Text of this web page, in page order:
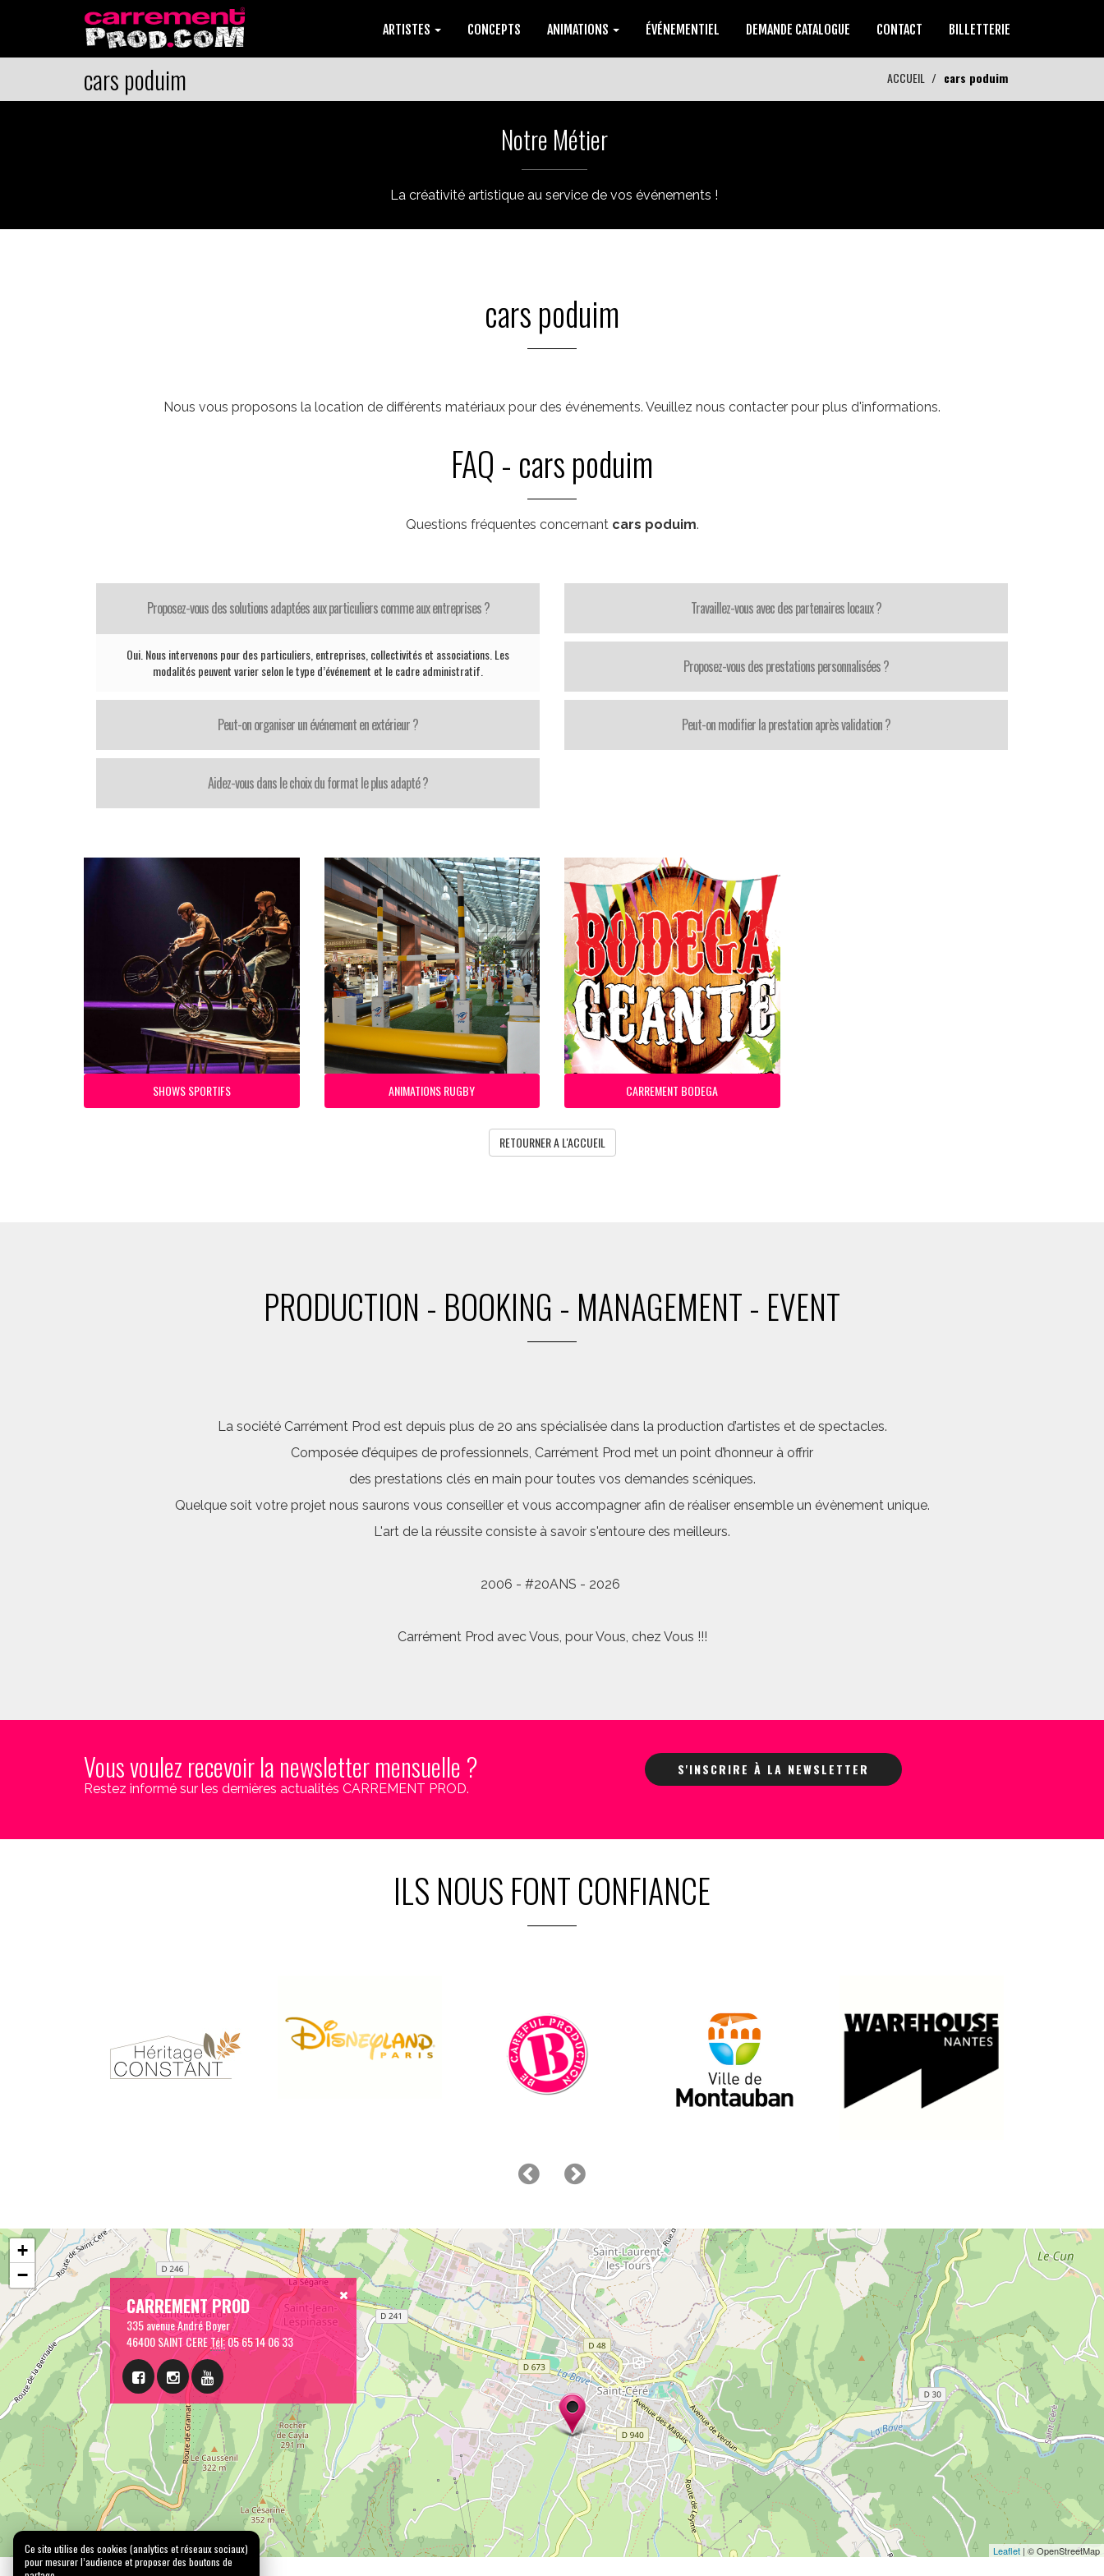
ARTISTES CONCEPTS ANIMATIONS ÉVÉNEMENTIEL DEMANDE CATALOGUE CONTACT BILLETTERIE
cars poduim ACCUEIL cars poduim
Notre Métier
La créativité artistique au service de vos événements !
cars poduim
Nous vous proposons la location de différents matériaux pour des événements. Veuillez nous contacter pour plus d'informations.
FAQ - cars poduim
Questions fréquentes concernant cars poduim.
Proposez-vous des solutions adaptées aux particuliers comme aux entreprises ?
Oui. Nous intervenons pour des particuliers, entreprises, collectivités et associations. Les
modalités peuvent varier selon le type d’événement et le cadre administratif.
Peut-on organiser un événement en extérieur ?
Aidez-vous dans le choix du format le plus adapté ?
Travaillez-vous avec des partenaires locaux ?
Proposez-vous des prestations personnalisées ?
Peut-on modifier la prestation après validation ?
SHOWS SPORTIFS ANIMATIONS RUGBY CARREMENT BODEGA
RETOURNER A L'ACCUEIL
PRODUCTION - BOOKING - MANAGEMENT - EVENT
La société Carrément Prod est depuis plus de 20 ans spécialisée dans la production d’artistes et de spectacles.
Composée d’équipes de professionnels, Carrément Prod met un point d’honneur à offrir
des prestations clés en main pour toutes vos demandes scéniques.
Quelque soit votre projet nous saurons vous conseiller et vous accompagner afin de réaliser ensemble un évènement unique.
L'art de la réussite consiste à savoir s'entoure des meilleurs.
2006 - #20ANS - 2026
Carrément Prod avec Vous, pour Vous, chez Vous !!!
Vous voulez recevoir la newsletter mensuelle ?
Restez informé sur les dernières actualités CARREMENT PROD.
S'INSCRIRE À LA NEWSLETTER
ILS NOUS FONT CONFIANCE
CARREMENT PROD
335 avenue André Boyer
46400 SAINT CERETél:05 65 14 06 33
+
−
Leaflet | © OpenStreetMap
Ce site utilise des cookies (analytics et réseaux sociaux)
pour mesurer l’audience et proposer des boutons de